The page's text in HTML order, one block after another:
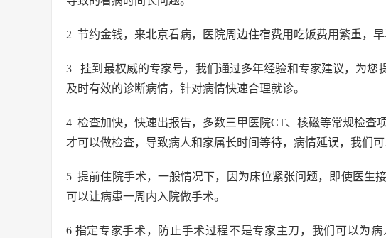
2 节约金钱，来北京看病，医院周边住宿费用吃饭费用繁重，早
3 挂到最权威的专家号，我们通过多年经验和专家建议，为您
及时有效的诊断病情，针对病情快速合理就诊。
4 检查加快，快速出报告，多数三甲医院CT、核磁等常规检查
才可以做检查，导致病人和家属长时间等待，病情延误，我们
5 提前住院手术，一般情况下，因为床位紧张问题，即使医生
可以让病患一周内入院做手术。
6 指定专家手术，防止手术过程不是专家主刀，我们可以为